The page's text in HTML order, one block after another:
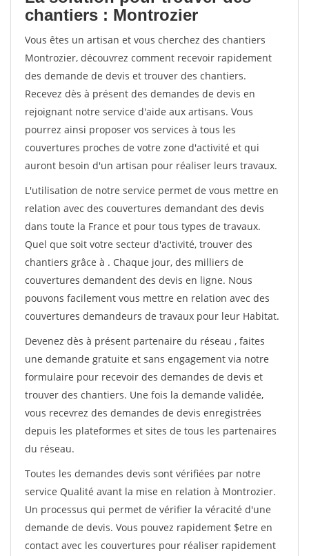
chantiers : Montrozier
Vous êtes un artisan et vous cherchez des chantiers
Montrozier, découvrez comment recevoir rapidement
des demande de devis et trouver des chantiers.
Recevez dès à présent des demandes de devis en
rejoignant notre service d'aide aux artisans. Vous
pourrez ainsi proposer vos services à tous les
couvertures proches de votre zone d'activité et qui
auront besoin d'un artisan pour réaliser leurs travaux.
L'utilisation de notre service permet de vous mettre en
relation avec des couvertures demandant des devis
dans toute la France et pour tous types de travaux.
Quel que soit votre secteur d'activité, trouver des
chantiers grâce à . Chaque jour, des milliers de
couvertures demandent des devis en ligne. Nous
pouvons facilement vous mettre en relation avec des
couvertures demandeurs de travaux pour leur Habitat.
Devenez dès à présent partenaire du réseau , faites
une demande gratuite et sans engagement via notre
formulaire pour recevoir des demandes de devis et
trouver des chantiers. Une fois la demande validée,
vous recevrez des demandes de devis enregistrées
depuis les plateformes et sites de tous les partenaires
du réseau.
Toutes les demandes devis sont vérifiées par notre
service Qualité avant la mise en relation à Montrozier.
Un processus qui permet de vérifier la véracité d'une
demande de devis. Vous pouvez rapidement $etre en
contact avec les couvertures pour réaliser rapidement